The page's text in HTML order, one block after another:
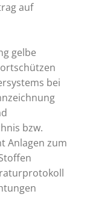
auf
gelbe
bei
bzw.
Anlagen zum